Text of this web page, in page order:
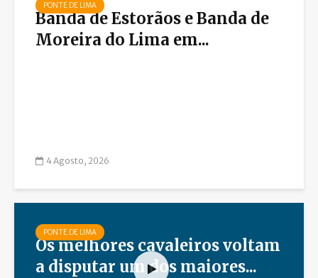
PONTE DE LIMA
Banda de Estorãos e Banda de
Moreira do Lima em...
4 Agosto, 2026
PONTE DE LIMA
Os melhores cavaleiros voltam
a disputar um dos maiores...